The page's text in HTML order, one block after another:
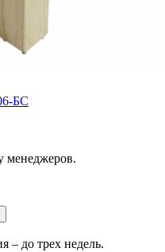
менеджеров.
– до трех недель.